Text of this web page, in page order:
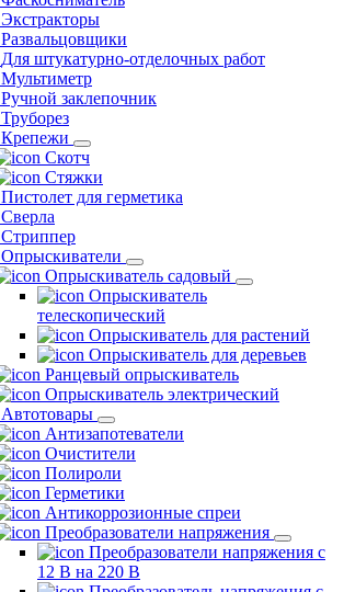
Экстракторы
Развальцовщики
Для штукатурно-отделочных работ
Мультиметр
Ручной заклепочник
Труборез
Крепежи
Скотч
Стяжки
Пистолет для герметика
Сверла
Стриппер
Опрыскиватели
Опрыскиватель садовый
Опрыскиватель
телескопический
Опрыскиватель для растений
Опрыскиватель для деревьев
Ранцевый опрыскиватель
Опрыскиватель электрический
Автотовары
Антизапотеватели
Очистители
Полироли
Герметики
Антикоррозионные спреи
Преобразователи напряжения
Преобразователи напряжения с
12 В на 220 В